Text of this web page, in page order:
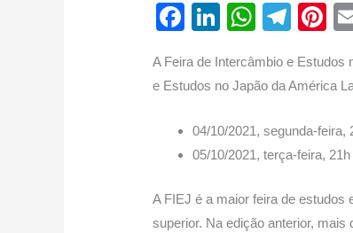
F
c
b
o
o
k
Li
k
dI
n
W
at
A
p
p
T
e
a
m
Pi
er
st
A Feira de Intercâmbio e Estudos
e Estudos no Japão da América
04/10/2021, segunda-feira,
05/10/2021, terça-feira, 21h
A FIEJ é a maior feira de estudos
superior. Na edição anterior,